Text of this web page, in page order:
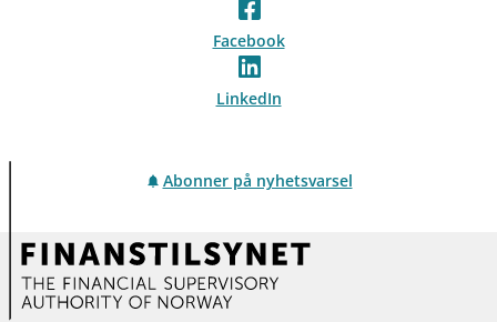
Facebook
LinkedIn
Abonner på nyhetsvarsel